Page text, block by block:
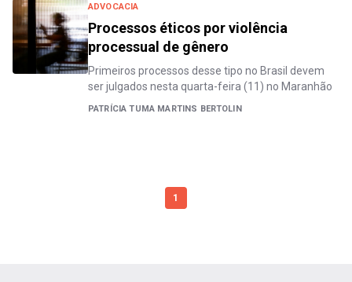
ADVOCACIA
Processos éticos por violência
processual de gênero
Primeiros processos desse tipo no Brasil devem
ser julgados nesta quarta-feira (11) no Maranhão
PATRÍCIA TUMA MARTINS BERTOLIN
1